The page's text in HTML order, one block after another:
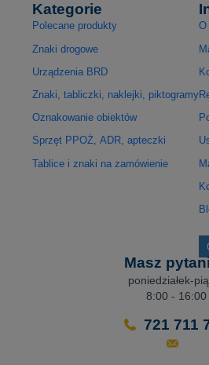
Kategorie
Polecane produkty
Znaki drogowe
Urządzenia BRD
Znaki, tabliczki, naklejki, piktogramy
Oznakowanie obiektów
Sprzęt PPOŻ, ADR, apteczki
Tablice i znaki na zamówienie
O
Masz
poniedziałek-
8:00 - 16:00
721 711